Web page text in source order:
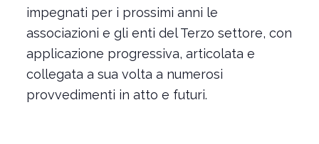
impegnati per i prossimi anni le
associazioni e gli enti del Terzo settore, con
applicazione progressiva, articolata e
collegata a sua volta a numerosi
provvedimenti in atto e futuri.